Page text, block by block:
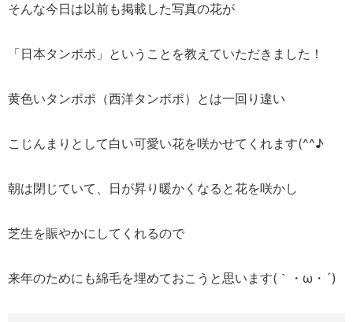
そんな今日は以前も掲載した写真の花が
「日本タンポポ」ということを教えていただきました！
黄色いタンポポ（西洋タンポポ）とは一回り違い
こじんまりとして白い可愛い花を咲かせてくれます(^^♪
朝は閉じていて、日が昇り暖かくなると花を咲かし
芝生を賑やかにしてくれるので
来年のためにも綿毛を埋めておこうと思います(｀・ω・´)